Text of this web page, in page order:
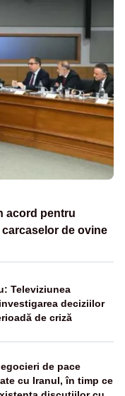
acord pentru
de ovine
Televiziunea
deciziilor
de criză
de pace
cu Iranul, în timp ce